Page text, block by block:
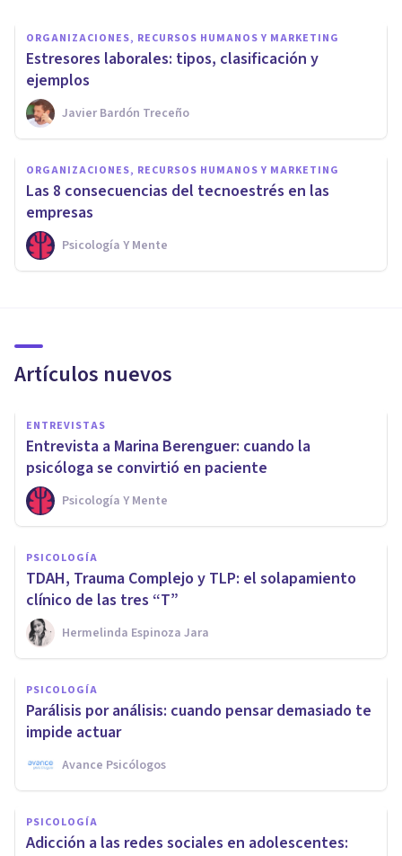
ORGANIZACIONES, RECURSOS HUMANOS Y MARKETING
Estresores laborales: tipos, clasificación y
ejemplos
Javier Bardón Treceño
ORGANIZACIONES, RECURSOS HUMANOS Y MARKETING
Las 8 consecuencias del tecnoestrés en las
empresas
Psicología Y Mente
Artículos nuevos
ENTREVISTAS
Entrevista a Marina Berenguer: cuando la
psicóloga se convirtió en paciente
Psicología Y Mente
PSICOLOGÍA
TDAH, Trauma Complejo y TLP: el solapamiento
clínico de las tres “T”
Hermelinda Espinoza Jara
PSICOLOGÍA
Parálisis por análisis: cuando pensar demasiado te
impide actuar
Avance Psicólogos
PSICOLOGÍA
Adicción a las redes sociales en adolescentes: